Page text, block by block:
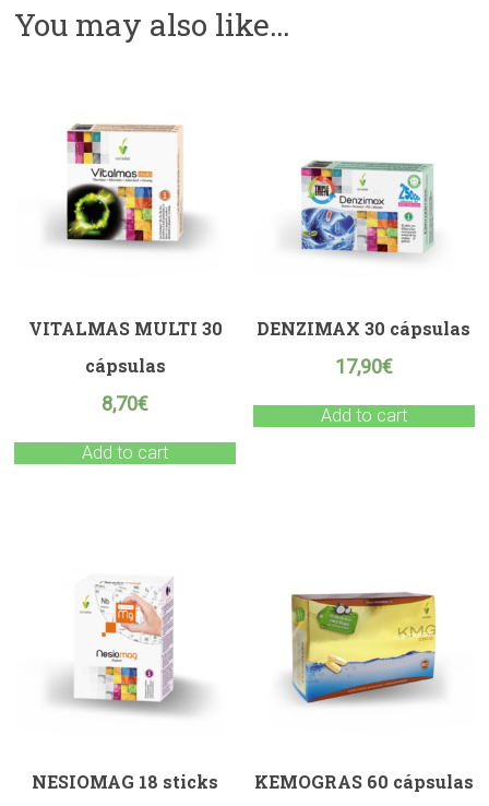
You may also like…
VITALMAS MULTI 30
cápsulas
8,70€
Add to cart
DENZIMAX 30 cápsulas
17,90€
Add to cart
NESIOMAG 18 sticks KEMOGRAS 60 cápsulas